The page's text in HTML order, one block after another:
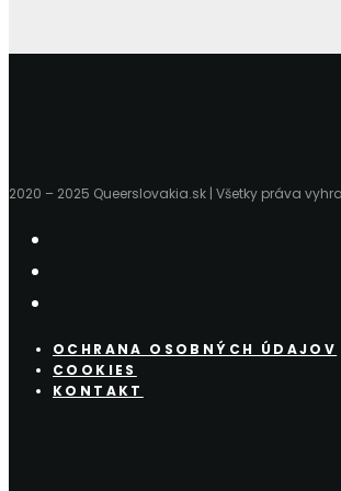
2020 – 2025 Queerslovakia.sk | Všetky práva
OCHRANA OSOBNÝCH ÚDAJOV
COOKIES
KONTAKT